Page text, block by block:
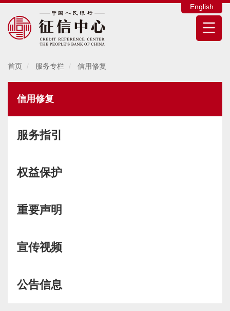
English
首页 服务专栏 信用修复
信用修复
服务指引
权益保护
重要声明
宣传视频
公告信息